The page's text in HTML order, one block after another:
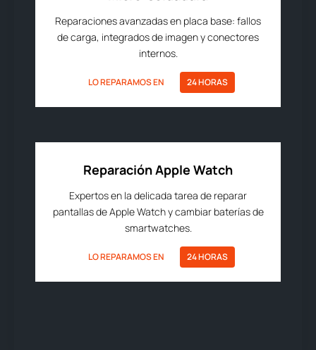
Reparaciones avanzadas en placa base: fallos
de carga, integrados de imagen y conectores
internos.
LO REPARAMOS EN 24 HORAS
Reparación Apple Watch
Expertos en la delicada tarea de reparar
pantallas de Apple Watch y cambiar baterías de
smartwatches.
LO REPARAMOS EN 24 HORAS